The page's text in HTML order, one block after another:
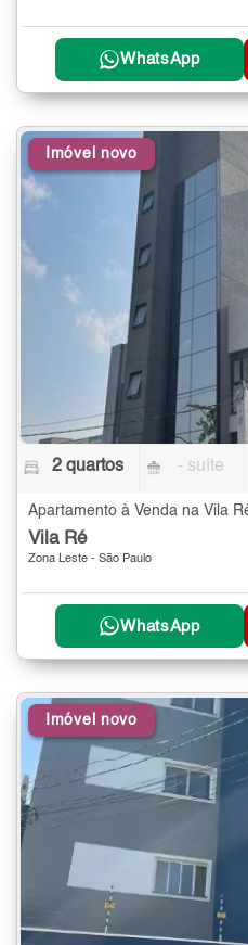
WhatsApp
Imóvel novo
2 quartos - suíte
Apartamento à Venda na Vila
Vila Ré
Zona Leste - São Paulo
WhatsApp
Imóvel novo